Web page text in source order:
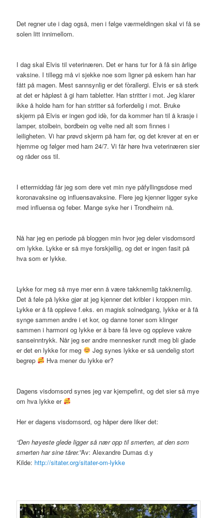
Det regner ute i dag også, men i følge værmeldingen skal vi få se
solen litt innimellom.
I dag skal Elvis til veterinæren. Det er hans tur for å få sin årlige
vaksine. I tillegg må vi sjekke noe som ligner på eskem han har
fått på magen. Mest sannsynlig er det fòrallergi. Elvis er så sterk
at det er håpløst å gi ham tabletter. Han stritter i mot. Jeg klarer
ikke å holde ham for han stritter så forferdelig i mot. Bruke
skjerm på Elvis er ingen god idè, for da kommer han til å krasje i
lamper, stolbein, bordbein og velte ned alt som finnes i
leiligheten. Vi har prøvd skjerm på ham før, og det krever at en er
hjemme og følger med ham 24/7. Vi får høre hva veterinæren sier
og råder oss til.
I ettermiddag får jeg som dere vet min nye påfyllingsdose med
koronavaksine og influensavaksine. Flere jeg kjenner ligger syke
med influensa og feber. Mange syke her i Trondheim nå.
Nå har jeg en periode på bloggen min hvor jeg deler visdomsord
om lykke. Lykke er så mye forskjellig, og det er ingen fasit på
hva som er lykke.
Lykke for meg så mye mer enn å være takknemlig takknemlig.
Det å føle på lykke gjør at jeg kjenner det kribler i kroppen min.
Lykke er å få oppleve f.eks. en magisk solnedgang, lykke er å få
synge sammen andre i et kor, og danne toner som klinger
sammen i harmoni og lykke er å bare få leve og oppleve vakre
sanseinntrykk. Når jeg ser andre mennesker rundt meg bli glade
er det en lykke for meg
Jeg synes lykke er så uendelig stort
begrep
Hva mener du lykke er?
Dagens visdomsord synes jeg var kjempefint, og det sier så mye
om hva lykke er
Her er dagens visdomsord, og håper dere liker det:
“Den høyeste glede ligger så nær opp til smerten, at den som
smerten har sine tårer.”Av: Alexandre Dumas d.y
Kilde: http://sitater.org/sitater-om-lykke